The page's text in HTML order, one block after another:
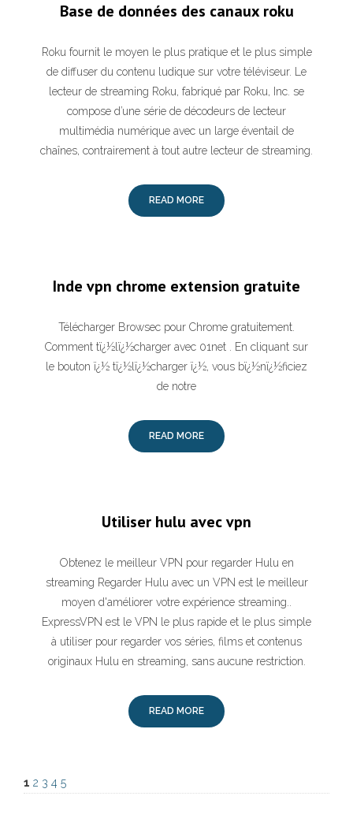
Base de données des canaux roku
Roku fournit le moyen le plus pratique et le plus simple
de diffuser du contenu ludique sur votre téléviseur. Le
lecteur de streaming Roku, fabriqué par Roku, Inc. se
compose d’une série de décodeurs de lecteur
multimédia numérique avec un large éventail de
chaînes, contrairement à tout autre lecteur de streaming.
READ MORE
Inde vpn chrome extension gratuite
Télécharger Browsec pour Chrome gratuitement.
Comment tï¿½lï¿½charger avec 01net . En cliquant sur
le bouton ï¿½ tï¿½lï¿½charger ï¿½, vous bï¿½nï¿½ficiez
de notre
READ MORE
Utiliser hulu avec vpn
Obtenez le meilleur VPN pour regarder Hulu en
streaming Regarder Hulu avec un VPN est le meilleur
moyen d'améliorer votre expérience streaming..
ExpressVPN est le VPN le plus rapide et le plus simple
à utiliser pour regarder vos séries, films et contenus
originaux Hulu en streaming, sans aucune restriction.
READ MORE
1 2 3 4 5